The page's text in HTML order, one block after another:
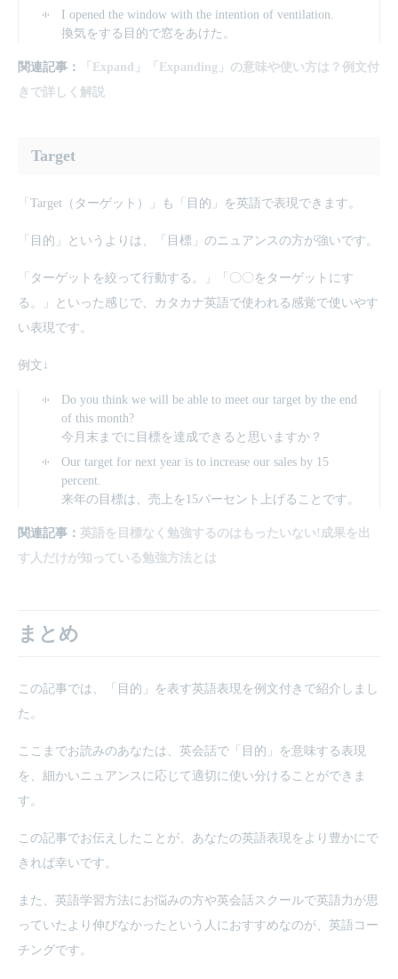
I opened the window with the intention of ventilation.
換気をする目的で窓をあけた。
関連記事：
「Expand」「Expanding」の意味や使い方は？例文付
きで詳しく解説
Target
「Target（ターゲット）」も「目的」を英語で表現できます。
「目的」というよりは、「目標」のニュアンスの方が強いです。
「ターゲットを絞って行動する。」「〇〇をターゲットにす
る。」といった感じで、カタカナ英語で使われる感覚で使いやす
い表現です。
例文↓
Do you think we will be able to meet our target by the end
of this month?
今月末までに目標を達成できると思いますか？
Our target for next year is to increase our sales by 15
percent.
来年の目標は、売上を15パーセント上げることです。
関連記事： 英語を目標なく勉強するのはもったいない!成果を出
す人だけが知っている勉強方法とは
まとめ
この記事では、「目的」を表す英語表現を例文付きで紹介しまし
た。
ここまでお読みのあなたは、英会話で「目的」を意味する表現
を、細かいニュアンスに応じて適切に使い分けることができま
す。
この記事でお伝えしたことが、あなたの英語表現をより豊かにで
きれば幸いです。
また、英語学習方法にお悩みの方や英会話スクールで英語力が思
っていたより伸びなかったという人におすすめなのが、英語コー
チングです。